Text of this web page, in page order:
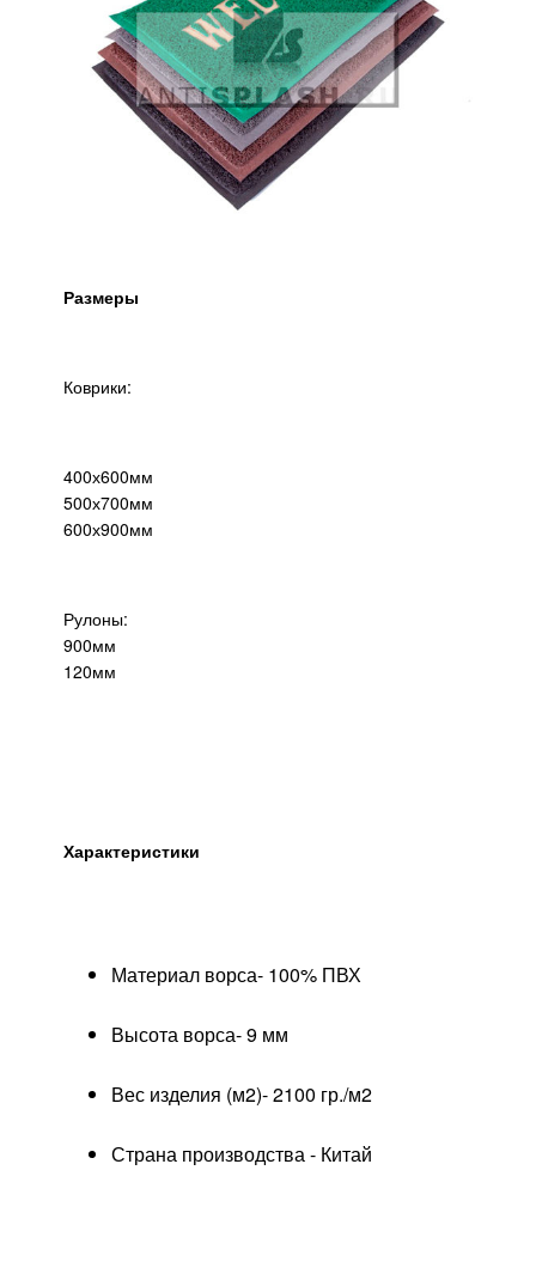
Размеры
Коврики:
400х600мм
500х700мм
600х900мм
Рулоны:
900мм
120мм
Характеристики
Материал ворса- 100% ПВХ
Высота ворса- 9 мм
Вес изделия (м2)- 2100 гр./м2
Страна производства - Китай